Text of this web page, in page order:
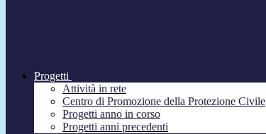
Progetti
Attività in rete
Centro di Promozione della Protezione Civile
Progetti anno in corso
Progetti anni precedenti